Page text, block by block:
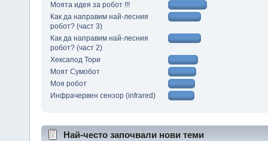
Моята идея за робот !!!
Как да направим най-лесния
робот? (част 3)
Как да направим най-лесния
робот? (част 2)
Хексапод Тори
Моят Сумобот
Моя робот
Инфрачервен сензор (infrared)
Най-често започвали нови теми